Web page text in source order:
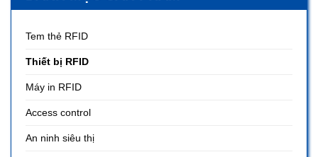
Tem thẻ RFID
Thiết bị RFID
Máy in RFID
Access control
An ninh siêu thị